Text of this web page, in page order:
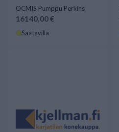
OCMIS Pumppu Perkins
16140,00 €
Saatavilla